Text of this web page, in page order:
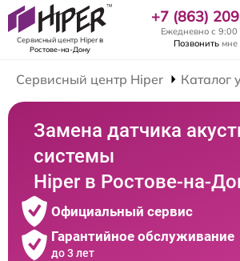
Сервисный центр Hiperв
Ростове-на-Дону
+7 (863)
Ежедневно с 9:00
Позвонить мне
Сервисный центр Hiper Каталог
Замена датчика
системы
Hiper в Ростове-на-
Официальный сервис
Гарантийное обслуживание
до 3 лет